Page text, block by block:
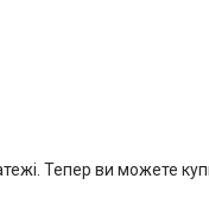
Тепер ви можете